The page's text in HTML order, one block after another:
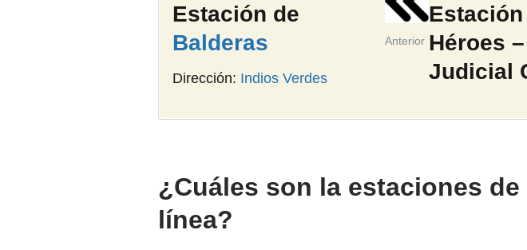
Estación de
Balderas
Dirección: Indios Verdes
Anterior Héroes
Judicial
¿Cuáles son la estaciones
línea?